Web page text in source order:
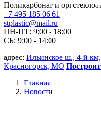
Поликарбонат и оргстекло
+7 495 185 06 61
stplastic@mail.ru
ПН-ПТ: 9:00 - 18:00
СБ: 9:00 - 14:00
адрес: Ильинское ш., 4-й км,
Красногорск, МО
Главная
Новости